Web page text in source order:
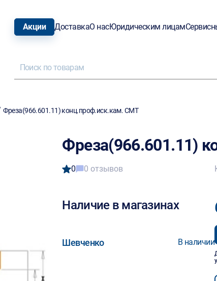
Акции ДоставкаО насЮридическим лицам
Фреза(966.601.11) конц.проф.иск.кам. CMT
Фреза(966.601.11)
0 0 отзывов
Наличие в магазинах
Шевченко В наличии